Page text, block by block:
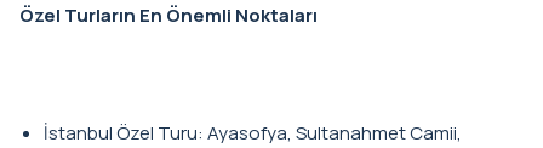
Özel Turların En Önemli Noktaları
İstanbul Özel Turu: Ayasofya, Sultanahmet Camii,